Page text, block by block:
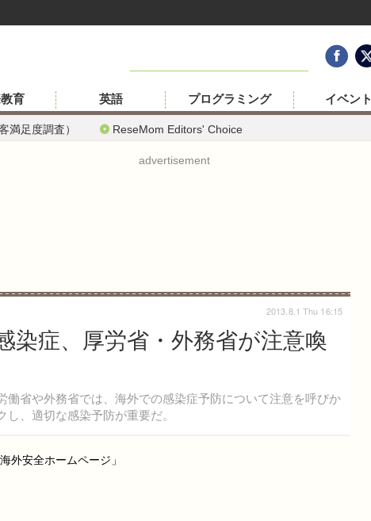
満足度調査） ReseMom Editors' Choice
育 英語 プログラミング イベント
advertisement
染症、厚労省・外務省が注意喚
省や外務省では、海外での感染症予防について注意を呼びか
、適切な感染予防が重要だ。
2013.8.1 Thu 16:15